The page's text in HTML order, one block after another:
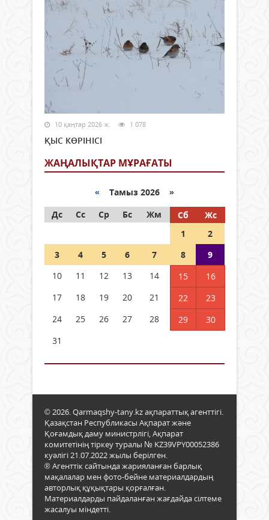
10 қаңтар 2026 ж. 1 078
ҚЫС КӨРІНІСІ
ЖАҢАЛЫҚТАР МҰРАҒАТЫ
« Тамыз 2026 »
Дс
Сс Ср Бс Жм Сб
Жс
1
2
3
4 5 6 7 8
9
10
11 12 13 14 15
16
17
18 19 20 21 22
23
24
25 26 27 28 29
30
31
© 2026. Qarmaqshy-tany.kz ақпараттық агенттігі.
Қазақстан Республикасы Ақпарат және
Қоғамдық даму министрлігі, Ақпарат
комитетінің тіркеу туралы № KZ39VPY00052386
куәлігі 21.07.2022 жылы берілген.
® Агенттік сайтында жарияланған барлық
мақалалар мен фото-бейне материалдардың
авторлық құқықтары қорғалған.
Материалдарды пайдаланған жағдайда сілтеме
жасалуы міндетті.